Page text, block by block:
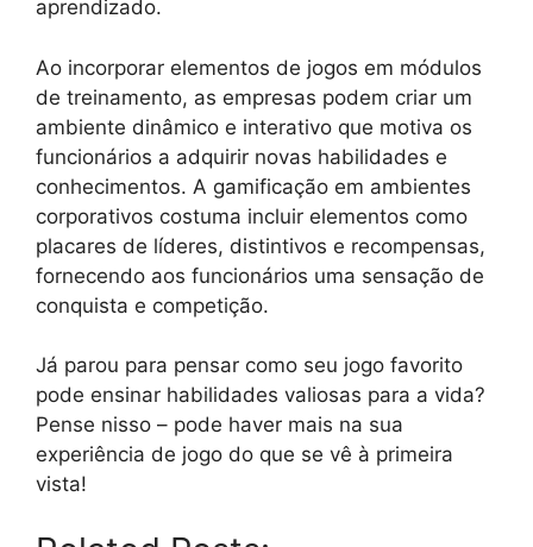
aprendizado.
Ao incorporar elementos de jogos em módulos
de treinamento, as empresas podem criar um
ambiente dinâmico e interativo que motiva os
funcionários a adquirir novas habilidades e
conhecimentos. A gamificação em ambientes
corporativos costuma incluir elementos como
placares de líderes, distintivos e recompensas,
fornecendo aos funcionários uma sensação de
conquista e competição.
Já parou para pensar como seu jogo favorito
pode ensinar habilidades valiosas para a vida?
Pense nisso – pode haver mais na sua
experiência de jogo do que se vê à primeira
vista!